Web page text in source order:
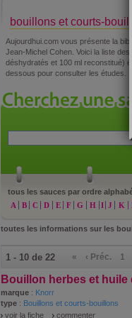
bouillons et courts-
Aujourdhui.com vous présente la
Jean-Michel Cohen. Voici la liste
déshydratés et 100 ml reconstitué)
dessous pour consulter les études.
tous les sauces par ordre
A
B C D E F G H I J K
toutes les informations sur les
1 - 10 de 22 « ‹ Préc. 1
Bouillon herbes et huile
marque : Knorr
type : Bouillons et courts-bouillons
voir la fiche
commenter